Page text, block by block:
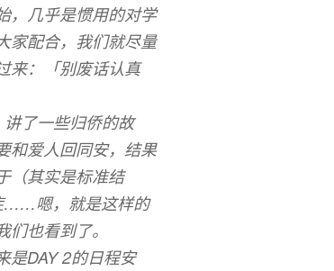
，几乎是惯用的对学
家配合，我们就尽量
：「别废话认真
了一些归侨的故
和爱人回同安，结果
（其实是标准结
……嗯，就是这样的
也看到了。
是DAY 2的日程安